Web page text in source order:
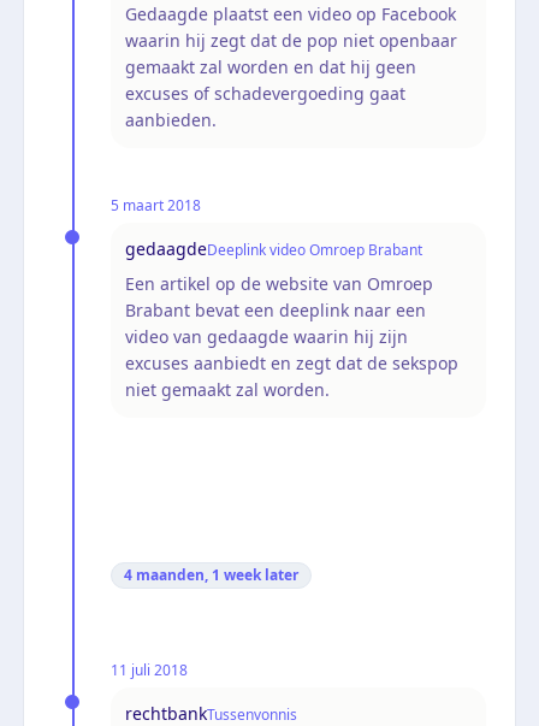
Gedaagde plaatst een video op Facebook
waarin hij zegt dat de pop niet openbaar
gemaakt zal worden en dat hij geen
excuses of schadevergoeding gaat
aanbieden.
5 maart 2018
gedaagdeDeeplink video Omroep Brabant
Een artikel op de website van Omroep
Brabant bevat een deeplink naar een
video van gedaagde waarin hij zijn
excuses aanbiedt en zegt dat de sekspop
niet gemaakt zal worden.
4 maanden, 1 week later
11 juli 2018
rechtbankTussenvonnis